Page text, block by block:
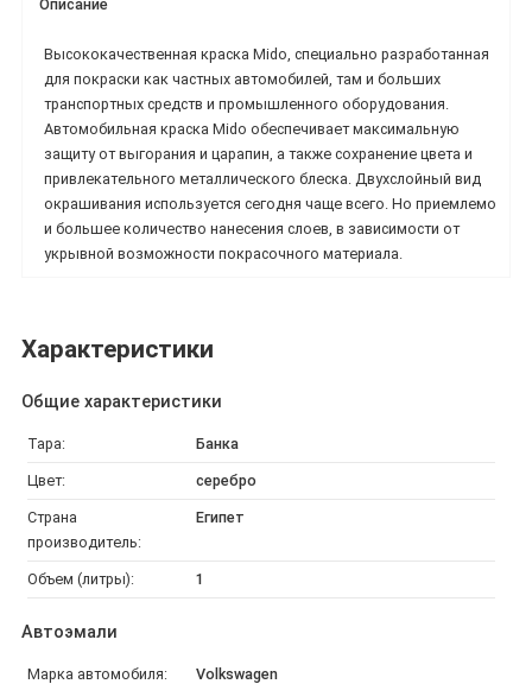
Описание
Высококачественная краска Mido, специально разработанная
для покраски как частных автомобилей, там и больших
транспортных средств и промышленного оборудования.
Автомобильная краска Mido обеспечивает максимальную
защиту от выгорания и царапин, а также сохранение цвета и
привлекательного металлического блеска. Двухслойный вид
окрашивания используется сегодня чаще всего. Но приемлемо
и большее количество нанесения слоев, в зависимости от
укрывной возможности покрасочного материала.
Характеристики
Общие характеристики
Тара: Банка
Цвет: серебро
Страна
производитель:
Египет
Объем (литры): 1
Автоэмали
Марка автомобиля: Volkswagen